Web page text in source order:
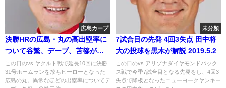
広島カープ
決勝HRの広島・丸の高出塁率に
ついて谷繁、デーブ、苫篠が語
る 2018年8月31日
この日のvs.ヤクルト戦で延長10回に決勝
31号ホームランを放ちヒーローとなった
広島の丸。異常なほどの出塁率についてデ
未分類
7試合目の先発 4回3失点 田中将
大の投球を黒木が解説 2019.5.2
この日のvs.アリゾナダイヤモンドバック
ス戦で今季7試合目となる先発をし、4回3
失点で降板となったニューヨークヤンキー